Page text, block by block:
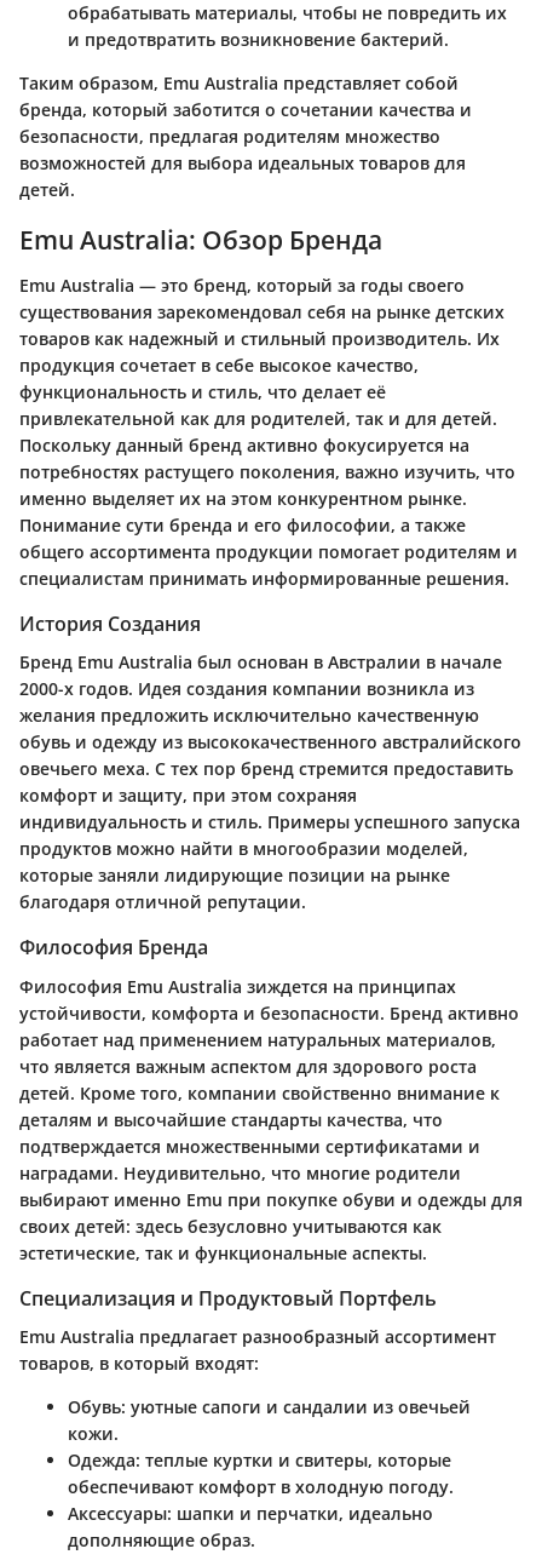
обрабатывать материалы, чтобы не повредить их
и предотвратить возникновение бактерий.
Таким образом, Emu Australia представляет собой
бренда, который заботится о сочетании качества и
безопасности, предлагая родителям множество
возможностей для выбора идеальных товаров для
детей.
Emu Australia: Обзор Бренда
Emu Australia — это бренд, который за годы своего
существования зарекомендовал себя на рынке детских
товаров как надежный и стильный производитель. Их
продукция сочетает в себе высокое качество,
функциональность и стиль, что делает её
привлекательной как для родителей, так и для детей.
Поскольку данный бренд активно фокусируется на
потребностях растущего поколения, важно изучить, что
именно выделяет их на этом конкурентном рынке.
Понимание сути бренда и его философии, а также
общего ассортимента продукции помогает родителям и
специалистам принимать информированные решения.
История Создания
Бренд Emu Australia был основан в Австралии в начале
2000-х годов. Идея создания компании возникла из
желания предложить исключительно качественную
обувь и одежду из высококачественного австралийского
овечьего меха. С тех пор бренд стремится предоставить
комфорт и защиту, при этом сохраняя
индивидуальность и стиль. Примеры успешного запуска
продуктов можно найти в многообразии моделей,
которые заняли лидирующие позиции на рынке
благодаря отличной репутации.
Философия Бренда
Философия Emu Australia зиждется на принципах
устойчивости, комфорта и безопасности. Бренд активно
работает над применением натуральных материалов,
что является важным аспектом для здорового роста
детей. Кроме того, компании свойственно внимание к
деталям и высочайшие стандарты качества, что
подтверждается множественными сертификатами и
наградами. Неудивительно, что многие родители
выбирают именно Emu при покупке обуви и одежды для
своих детей: здесь безусловно учитываются как
эстетические, так и функциональные аспекты.
Специализация и Продуктовый Портфель
Emu Australia предлагает разнообразный ассортимент
товаров, в который входят:
Обувь: уютные сапоги и сандалии из овечьей
кожи.
Одежда: теплые куртки и свитеры, которые
обеспечивают комфорт в холодную погоду.
Аксессуары: шапки и перчатки, идеально
дополняющие образ.